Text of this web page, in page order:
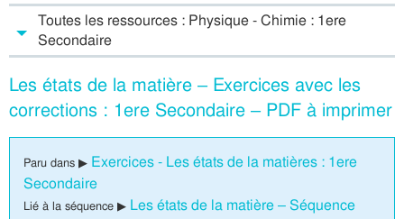
Toutes les ressources : Physique - Chimie : 1ere
Secondaire
Les états de la matière – Exercices avec les
corrections : 1ere Secondaire – PDF à imprimer
Paru dans ▶ Exercices - Les états de la matières : 1ere
Secondaire
Lié à la séquence ▶ Les états de la matière – Séquence